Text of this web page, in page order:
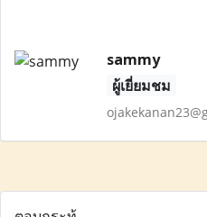
sammy
ผู้เยี่ยมชม